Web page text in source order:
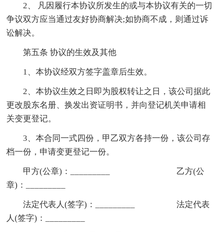
2、 凡因履行本协议所发生的或与本协议有关的一切
争议双方应当通过友好协商解决;如协商不成，则通过诉
讼解决。
第五条 协议的生效及其他
1、本协议经双方签字盖章后生效。
2、本协议生效之日即为股权转让之日，该公司据此
更改股东名册、换发出资证明书，并向登记机关申请相
关变更登记。
3、本合同一式四份，甲乙双方各持一份，该公司存
档一份，申请变更登记一份。
甲方(公章)：_________ 乙方(公
章)：_________
法定代表人(签字)：_________ 法定代表
人(签字)：_________